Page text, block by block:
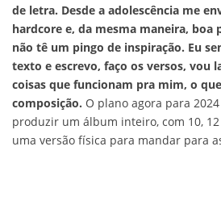
de letra. Desde a adolescência me
hardcore e, da mesma maneira, boa
não tê um pingo de inspiração. Eu
texto e escrevo, faço os versos, vou
coisas que funcionam pra mim, o
composição. O plano agora para
produzir um álbum inteiro, com 10,
uma versão física para mandar para